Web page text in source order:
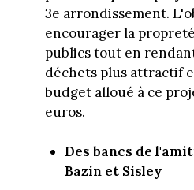
3e arrondissement.
encourager la
publics tout en
déchets plus attractif
budget alloué à ce
euros.
Des bancs de
Bazin et Sisley